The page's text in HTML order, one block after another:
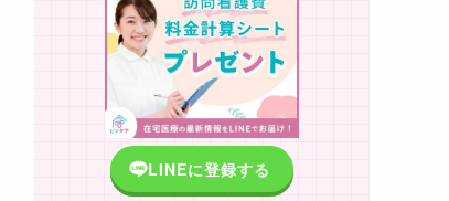
LINEに登録する